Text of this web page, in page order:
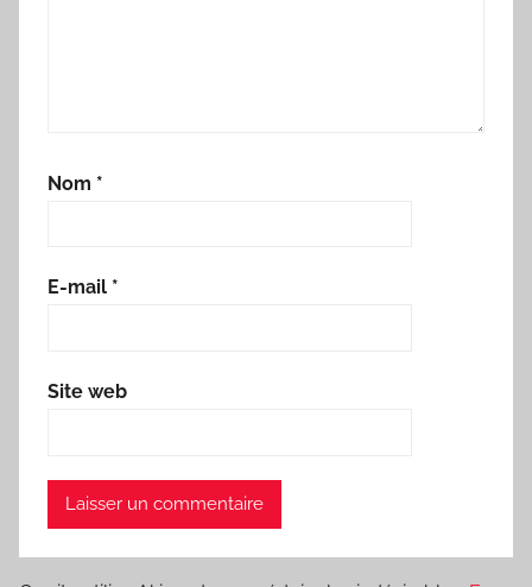
Nom *
E-mail *
Site web